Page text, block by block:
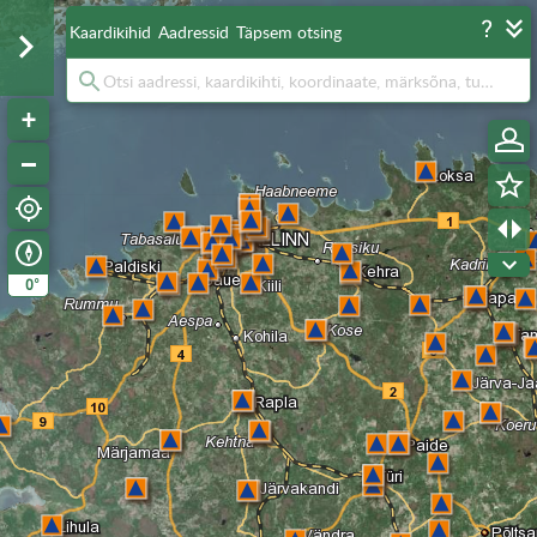
0°
Kaardikihid Aadressid Täpsem otsing